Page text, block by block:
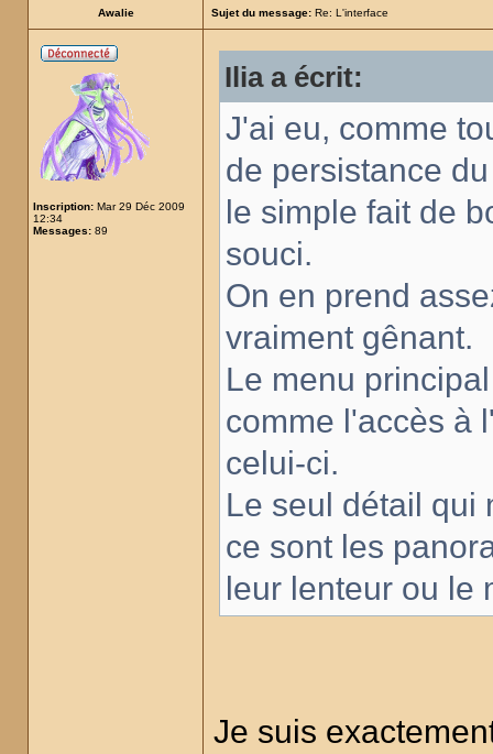
Awalie Sujet du message: Re: L'interface
Inscription: Mar 29 Déc 2009
12:34
Messages: 89
Ilia a écrit:
J'ai eu, comme
de persistance
le simple fait de
souci.
On en prend
vraiment gênant.
Le menu
comme l'accès à
celui-ci.
Le seul détail qui
ce sont les
leur lenteur ou le
Je suis